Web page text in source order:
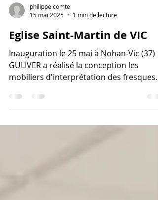
philippe comte
15 mai 2025
1 min de lecture
Eglise Saint-Martin de VIC
Inauguration le 25 mai à Nohan-Vic (37)
mobiliers d'interprétation des fresques
du XIIème siècle...